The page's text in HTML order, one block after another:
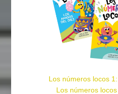
Los números locos
Los números